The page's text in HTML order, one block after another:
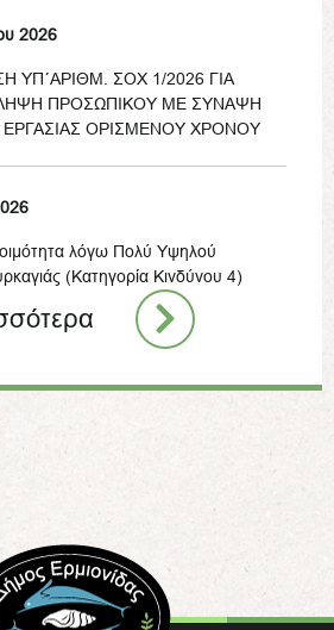
2026
ΥΠ΄ΑΡΙΘΜ. ΣΟΧ 1/2026 ΓΙΑ
ΠΡΟΣΩΠΙΚΟΥ ΜΕ ΣΥΝΑΨΗ
ΟΡΙΣΜΕΝΟΥ ΧΡΟΝΟΥ
λόγω Πολύ Υψηλού
(Κατηγορία Κινδύνου 4)